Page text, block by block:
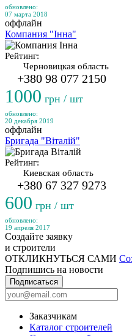
обновлено:
07 марта 2018
оффлайн
Компания "Інна"
Рейтинг:
Черновицкая область
+380 98 077 2150
1000 грн / шт
обновлено:
20 декабря 2019
оффлайн
Бригада "Віталій"
Рейтинг:
Киевская область
+380 67 327 9273
600 грн / шт
обновлено:
19 апреля 2017
Создайте заявку
и строители
ОТКЛИКНУТЬСЯ САМИ
Подпишись на новости
Подписаться
Заказчикам
Каталог строителей